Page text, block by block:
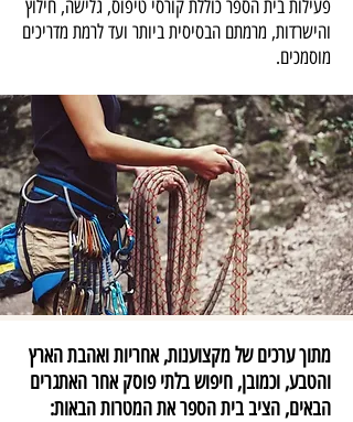
פעילות בית הספר כוללת קורסי טיפוס, גלישה, חילוץ
והישרדות, מרמתם הבסיסית ביותר ועד לרמת מדריכים
מוסמכים.
מתוך ערכים של מקצוענות, אחריות ואהבת הארץ
והטבע, וכמובן, חיפוש בלתי פוסק אחר האתגרים
הבאים, הציב בית הספר את המטרות הבאות: